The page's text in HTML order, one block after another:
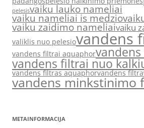
pelesisvaiku lauko nameliai
vaiku nameliai is medzio
vaiku zaidimo nameliaivaiku
valiklis nuo pelesiovandens
vandens filtrai aquaphor
vandens filtrai nuo
vandens filtras aquaphorvandens
vandens minkstinimo
METAINFORMACIJA